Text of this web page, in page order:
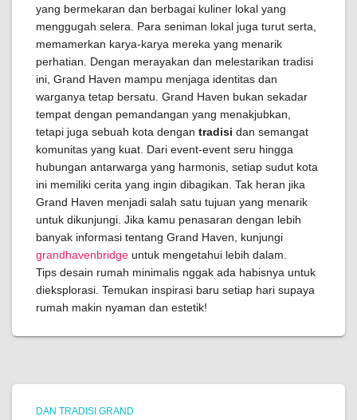
yang bermekaran dan berbagai kuliner lokal yang
menggugah selera. Para seniman lokal juga turut serta,
memamerkan karya-karya mereka yang menarik
perhatian. Dengan merayakan dan melestarikan tradisi
ini, Grand Haven mampu menjaga identitas dan
warganya tetap bersatu. Grand Haven bukan sekadar
tempat dengan pemandangan yang menakjubkan,
tetapi juga sebuah kota dengan tradisi dan semangat
komunitas yang kuat. Dari event-event seru hingga
hubungan antarwarga yang harmonis, setiap sudut kota
ini memiliki cerita yang ingin dibagikan. Tak heran jika
Grand Haven menjadi salah satu tujuan yang menarik
untuk dikunjungi. Jika kamu penasaran dengan lebih
banyak informasi tentang Grand Haven, kunjungi
grandhavenbridge untuk mengetahui lebih dalam.
Tips desain rumah minimalis nggak ada habisnya untuk
dieksplorasi. Temukan inspirasi baru setiap hari supaya
rumah makin nyaman dan estetik!
DAN TRADISI GRAND